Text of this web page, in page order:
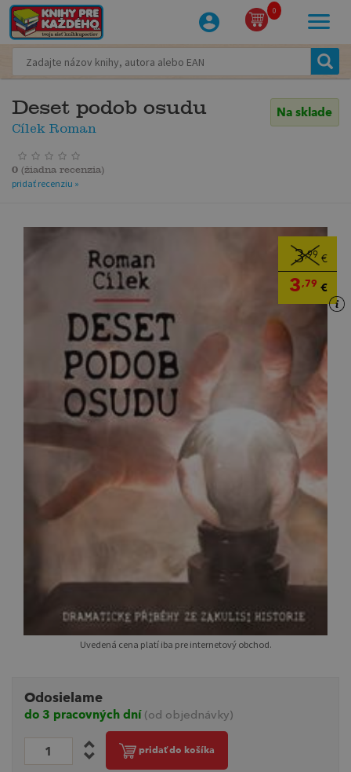
0
Deset podob osudu
Cílek Roman
Na sklade
0 (žiadna recenzia)
pridať recenziu »
3,99 €
3,79 €
Uvedená cena platí iba pre internetový obchod.
Odosielame
do 3 pracovných dní (od objednávky)
pridať do košíka